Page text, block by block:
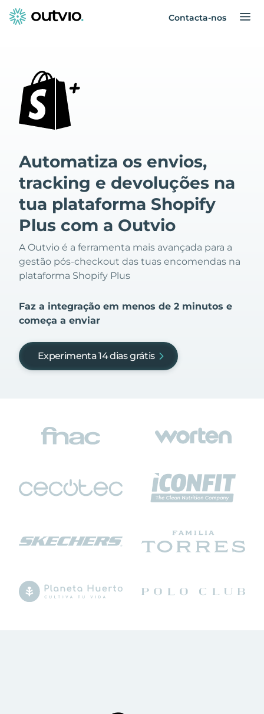
Contacta-nos
Automatiza os envios,
tracking e devoluções na
tua plataforma Shopify
Plus com a Outvio
A Outvio é a ferramenta mais avançada para a
gestão pós-checkout das tuas encomendas na
plataforma Shopify Plus
Faz a integração em menos de 2 minutos e
começa a enviar
Experimenta 14 dias grátis